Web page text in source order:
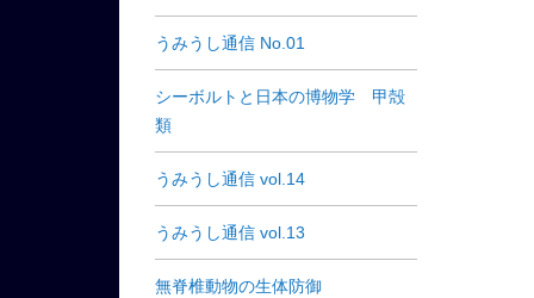
うみうし通信 No.01
シーボルトと日本の博物学 甲殻
類
うみうし通信 vol.14
うみうし通信 vol.13
無脊椎動物の生体防御